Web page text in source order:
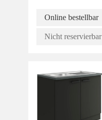
Online bestellbar
Nicht reservierbar